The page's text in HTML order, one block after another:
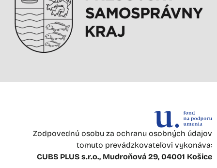
Zodpovednú osobu za ochranu osobných údajov
tomuto prevádzkovateľovi vykonáva:
CUBS PLUS s.r.o., Mudroňová 29, 04001 Košice